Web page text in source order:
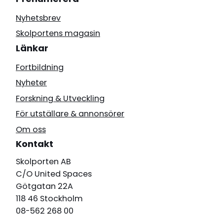
Nyhetsbrev
Skolportens magasin
Länkar
Fortbildning
Nyheter
Forskning & Utveckling
För utställare & annonsörer
Om oss
Kontakt
Skolporten AB
C/O United Spaces
Götgatan 22A
118 46 Stockholm
08-562 268 00